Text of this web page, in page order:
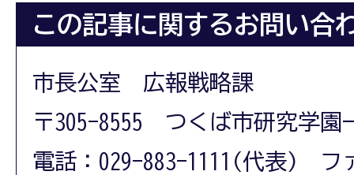
この記事に関するお問い合
市長公室 広報戦略課
〒305-8555 つくば市研究学園
電話：029-883-1111(代表) フ